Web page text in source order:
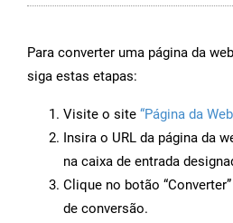
Para converter uma página da
siga estas etapas:
Visite o site “Página da
Insira o URL da página da
na caixa de entrada
Clique no botão
de conversão.